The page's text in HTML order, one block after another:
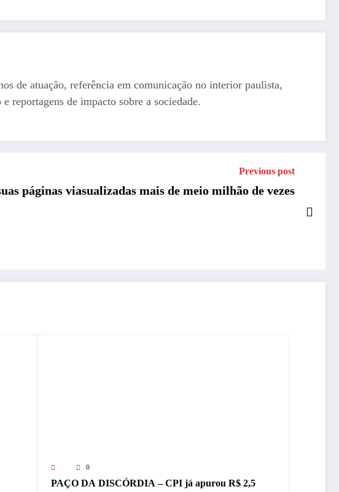
de atuação, referência em comunicação no interior paulista,
reportagens de impacto sobre a sociedade.
Previous post
páginas viasualizadas mais de meio milhão de vezes
0
PAÇO DA DISCÓRDIA – CPI já apurou R$ 2,5